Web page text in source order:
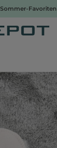
Favoriten